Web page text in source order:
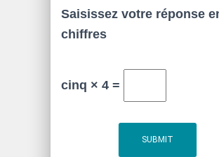
Saisissez votre réponse
chiffres
cinq × 4 =